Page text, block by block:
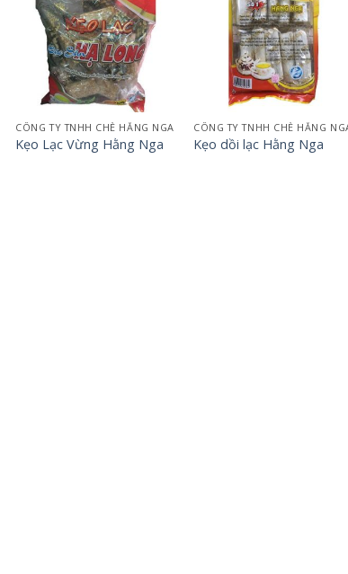
+
CÔNG TY TNHH CHÈ HẰNG NGA
Kẹo Lạc Vừng Hằng Nga
CÔNG TY TNHH CHÈ HẰNG
Kẹo dồi lạc Hằng Nga